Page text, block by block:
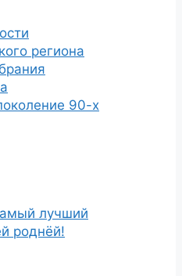
региона
90-х
лучший
роднёй!